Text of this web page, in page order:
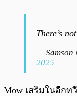
There’s
— Samson
2025
Mow เสริมในอีก